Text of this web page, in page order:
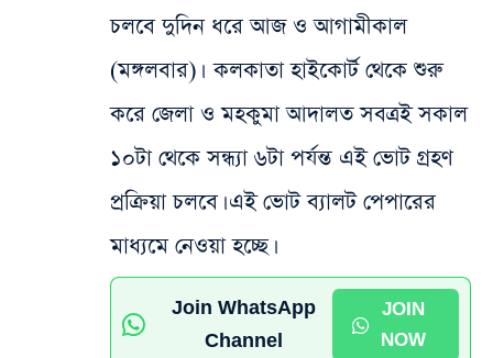
চলবে দুদিন ধরে আজ ও আগামীকাল
(মঙ্গলবার)। কলকাতা হাইকোর্ট থেকে শুরু
করে জেলা ও মহকুমা আদালত সবত্র‌ই সকাল
১০টা থেকে সন্ধ্যা ৬টা পর্যন্ত এই ভোট গ্রহণ
প্রক্রিয়া চলবে। এই ভোট ব্যালট পেপারের
মাধ্যমে নেওয়া হচ্ছে।
Join WhatsApp
Channel
JOIN
NOW